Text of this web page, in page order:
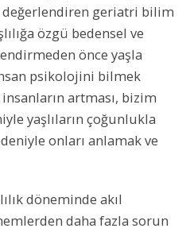
değerlendiren geriatri bilim
özgü bedensel ve
önce yaşla
psikolojini bilmek
artması, bizim
yaşlıların çoğunlukla
onları anlamak ve
döneminde akıl
daha fazla sorun